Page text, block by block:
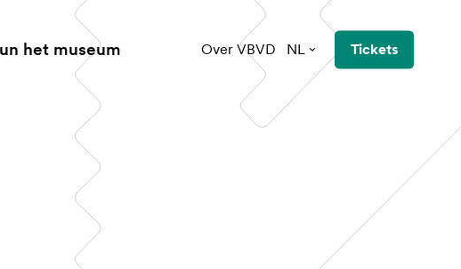
het museum Over VBVD NL Tickets